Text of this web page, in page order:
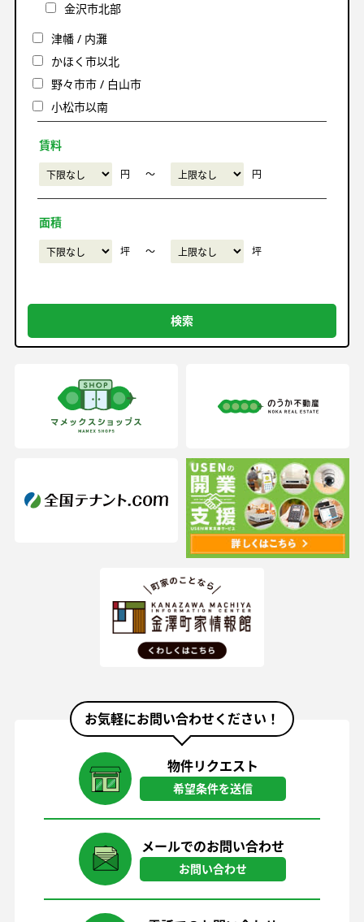
金沢市北部
津幡 / 内灘
かほく市以北
野々市市 / 白山市
小松市以南
賃料
円 〜 円
面積
坪 〜 坪
お気軽にお問い合わせください！
物件リクエスト
希望条件を送信
メールでのお問い合わせ
お問い合わせ